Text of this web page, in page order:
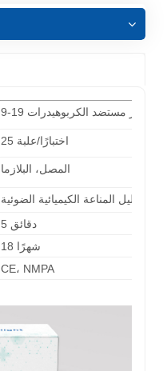
25 اختبارًا/علبة
المصل، البلازما
5 دقائق
18 شهرًا
CE، NMPA